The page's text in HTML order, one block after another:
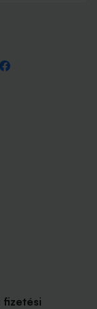
fizetési